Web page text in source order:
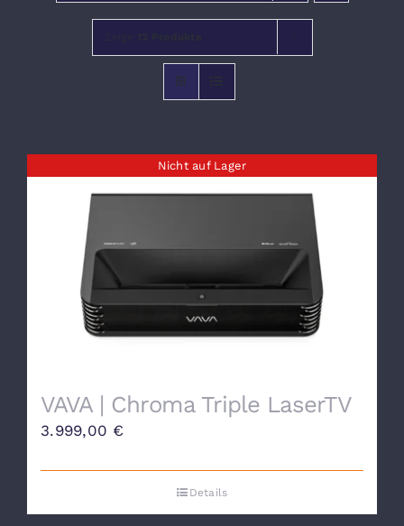
VERANSTALTUNGEN
Nicht auf Lager
VAVA | Chroma Triple LaserTV
3.999,00 €
Details